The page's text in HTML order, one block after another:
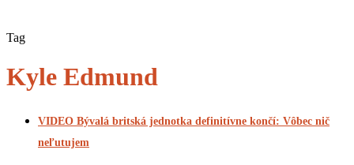
Tag
Kyle Edmund
VIDEO Bývalá britská jednotka definitívne končí: Vôbec nič
neľutujem